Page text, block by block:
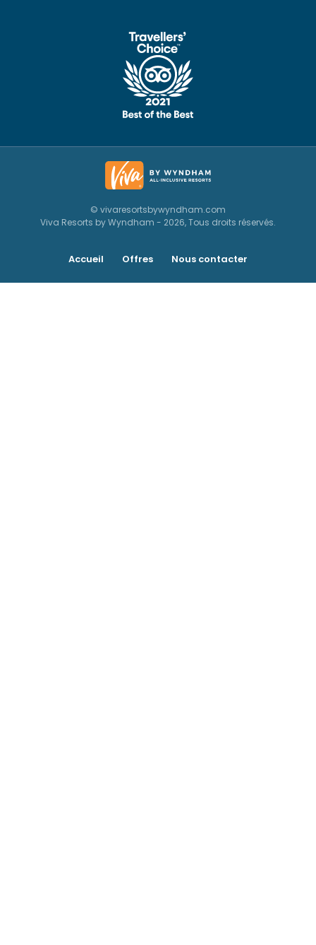
© vivaresortsbywyndham.com
Viva Resorts by Wyndham - 2026, Tous droits réservés.
Accueil Offres Nous contacter